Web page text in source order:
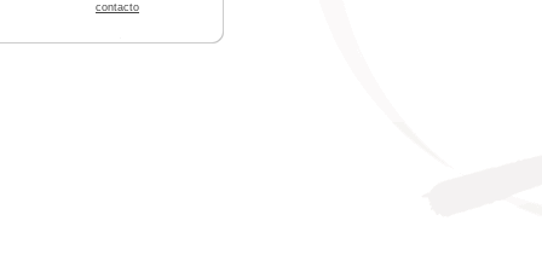
contacto